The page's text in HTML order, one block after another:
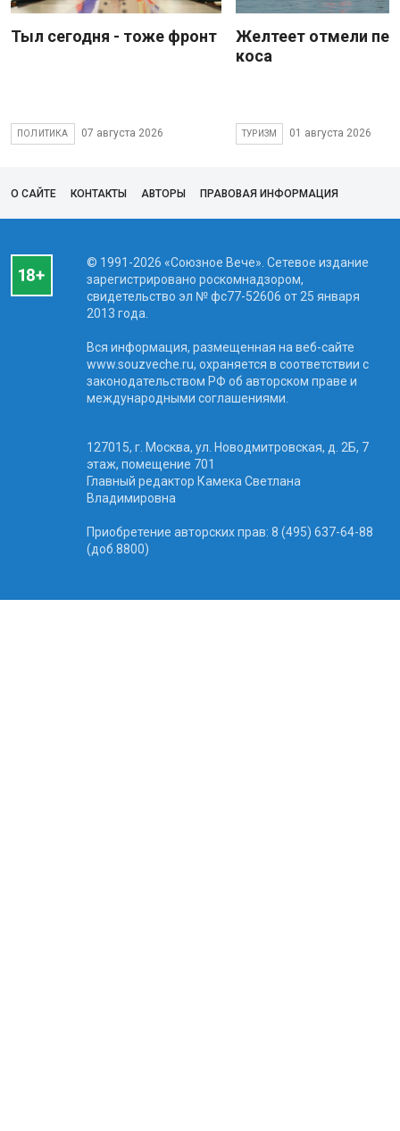
Тыл сегодня - тоже фронт
ПОЛИТИКА 07 августа 2026
Желтеет отмели
коса
ТУРИЗМ 01 августа 2026
О САЙТЕ КОНТАКТЫ АВТОРЫ ПРАВОВАЯ ИНФОРМАЦИЯ
© 1991-2026 «Союзное Вече». Сетевое издание
зарегистрировано роскомнадзором,
свидетельство эл № фc77-52606 от 25 января
2013 года.
Вся информация, размещенная на веб-сайте
www.souzveche.ru, охраняется в соответствии с
законодательством РФ об авторском праве и
международными соглашениями.
127015, г. Москва, ул. Новодмитровская, д. 2Б, 7
этаж, помещение 701
Главный редактор Камека Светлана
Владимировна
Приобретение авторских прав: 8 (495) 637-64-88
(доб.8800)